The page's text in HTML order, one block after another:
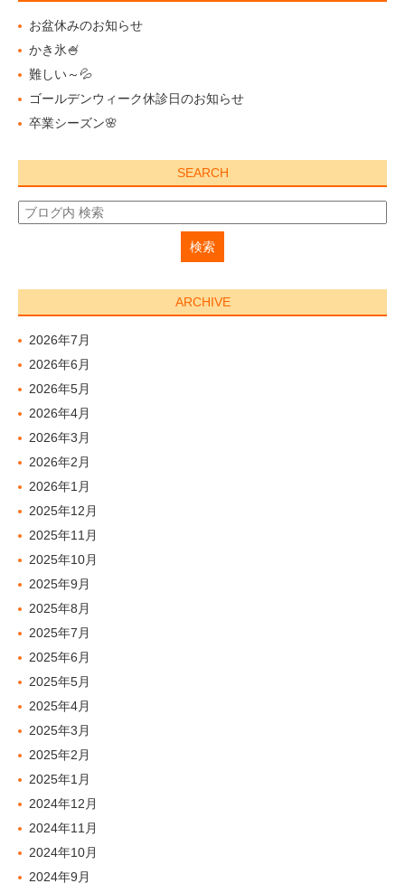
お盆休みのお知らせ
かき氷🍧
難しい～💦
ゴールデンウィーク休診日のお知らせ
卒業シーズン🌸
SEARCH
ARCHIVE
2026年7月
2026年6月
2026年5月
2026年4月
2026年3月
2026年2月
2026年1月
2025年12月
2025年11月
2025年10月
2025年9月
2025年8月
2025年7月
2025年6月
2025年5月
2025年4月
2025年3月
2025年2月
2025年1月
2024年12月
2024年11月
2024年10月
2024年9月